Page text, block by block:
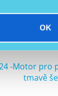
OK
Podobné